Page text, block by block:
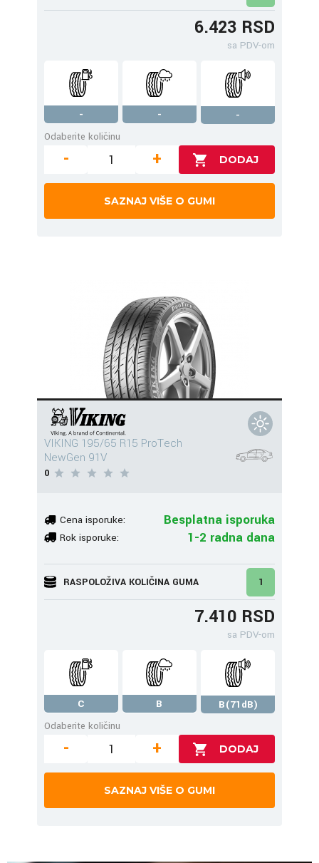
6.423 RSD
sa PDV-om
- -
-
Odaberite količinu
- +
SAZNAJ VIŠE O GUMI
VIKING 195/65 R15 ProTech
NewGen 91V
0
Cena isporuke: Besplatna isporuka
Rok isporuke: 1-2 radna dana
RASPOLOŽIVA KOLIČINA GUMA 1
7.410 RSD
sa PDV-om
C B
B(71dB)
Odaberite količinu
- +
SAZNAJ VIŠE O GUMI